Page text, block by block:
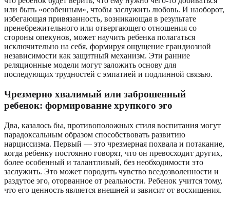
или быть «особенным», чтобы заслужить любовь. И наоборот,
избегающая привязанность, возникающая в результате
пренебрежительного или отвергающего отношения со
стороны опекунов, может научить ребенка полагаться
исключительно на себя, формируя ощущение грандиозной
независимости как защитный механизм. Эти ранние
реляционные модели могут заложить основу для
последующих трудностей с эмпатией и подлинной связью.
Чрезмерно хвалимый или заброшенный
ребенок: формирование хрупкого эго
Два, казалось бы, противоположных стиля воспитания могут
парадоксальным образом способствовать развитию
нарциссизма. Первый — это чрезмерная похвала и потакание,
когда ребенку постоянно говорят, что он превосходит других,
более особенный и талантливый, без необходимости это
заслужить. Это может породить чувство вседозволенности и
раздутое эго, оторванное от реальности. Ребенок учится тому,
что его ценность является внешней и зависит от восхищения.